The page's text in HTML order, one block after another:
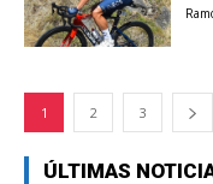
1 2 3
ÚLTIMAS